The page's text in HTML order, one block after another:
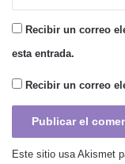
Recibir un correo
esta entrada.
Recibir un correo
Este sitio usa Akismet